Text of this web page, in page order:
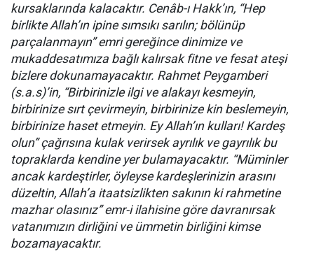
kursaklarında kalacaktır. Cenâb-ı Hakk’ın, “Hep
birlikte Allah’ın ipine sımsıkı sarılın; bölünüp
parçalanmayın” emri gereğince dinimize ve
mukaddesatımıza bağlı kalırsak fitne ve fesat ateşi
bizlere dokunamayacaktır. Rahmet Peygamberi
(s.a.s)’in, “Birbirinizle ilgi ve alakayı kesmeyin,
birbirinize sırt çevirmeyin, birbirinize kin beslemeyin,
birbirinize haset etmeyin. Ey Allah’ın kulları! Kardeş
olun” çağrısına kulak verirsek ayrılık ve gayrılık bu
topraklarda kendine yer bulamayacaktır. “Müminler
ancak kardeştirler, öyleyse kardeşlerinizin arasını
düzeltin, Allah’a itaatsizlikten sakının ki rahmetine
mazhar olasınız” emr-i ilahisine göre davranırsak
vatanımızın dirliğini ve ümmetin birliğini kimse
bozamayacaktır.